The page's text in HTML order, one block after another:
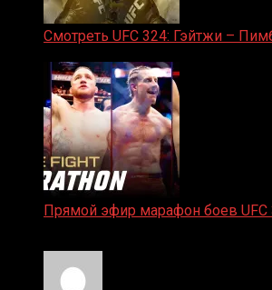
Смотреть UFC 324: Гэйтжи –
Прямой эфир марафон боев UFC